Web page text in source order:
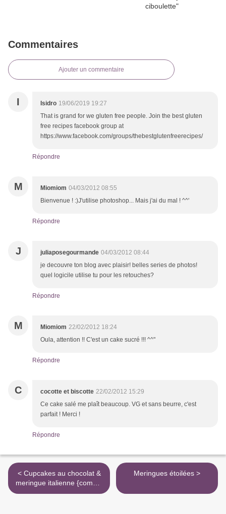
Commentaires
Ajouter un commentaire
I Isidro 19/06/2019 19:27
That is grand for we gluten free people. Join the best gluten
free recipes facebook group at
https://www.facebook.com/groups/thebestglutenfreerecipes/
Répondre
M Miomiom 04/03/2012 08:55
Bienvenue ! :)J'utilise photoshop... Mais j'ai du mal ! ^^'
Répondre
J juliaposegourmande 04/03/2012 08:44
je decouvre ton blog avec plaisir! belles series de photos!
quel logicile utilise tu pour les retouches?
Répondre
M Miomiom 22/02/2012 18:24
Oula, attention !! C'est un cake sucré !!! ^^"
Répondre
C cocotte et biscotte 22/02/2012 15:29
Ce cake salé me plaît beaucoup. VG et sans beurre, c'est
parfait ! Merci !
Répondre
< Cupcakes au chocolat &
meringue italienne {comme
des Hi-Hat Cupcakes !}
Meringues étoilées >